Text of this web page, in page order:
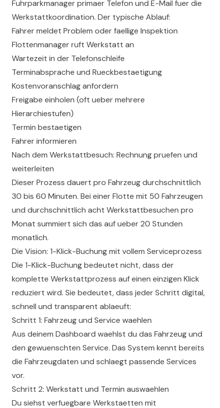
Fuhrparkmanager primaer Telefon und E-Mail fuer die
Werkstattkoordination. Der typische Ablauf:
Fahrer meldet Problem oder faellige Inspektion
Flottenmanager ruft Werkstatt an
Wartezeit in der Telefonschleife
Terminabsprache und Rueckbestaetigung
Kostenvoranschlag anfordern
Freigabe einholen (oft ueber mehrere
Hierarchiestufen)
Termin bestaetigen
Fahrer informieren
Nach dem Werkstattbesuch: Rechnung pruefen und
weiterleiten
Dieser Prozess dauert pro Fahrzeug durchschnittlich
30 bis 60 Minuten. Bei einer Flotte mit 50 Fahrzeugen
und durchschnittlich acht Werkstattbesuchen pro
Monat summiert sich das auf ueber 20 Stunden
monatlich.
Die Vision: 1-Klick-Buchung mit vollem Serviceprozess
Die 1-Klick-Buchung bedeutet nicht, dass der
komplette Werkstattprozess auf einen einzigen Klick
reduziert wird. Sie bedeutet, dass jeder Schritt digital,
schnell und transparent ablaeuft:
Schritt 1: Fahrzeug und Service waehlen
Aus deinem Dashboard waehlst du das Fahrzeug und
den gewuenschten Service. Das System kennt bereits
die Fahrzeugdaten und schlaegt passende Services
vor.
Schritt 2: Werkstatt und Termin auswaehlen
Du siehst verfuegbare Werkstaetten mit